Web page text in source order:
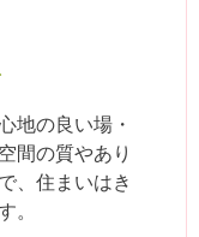
地の良い場・
間の質やあり
、住まいはき
。